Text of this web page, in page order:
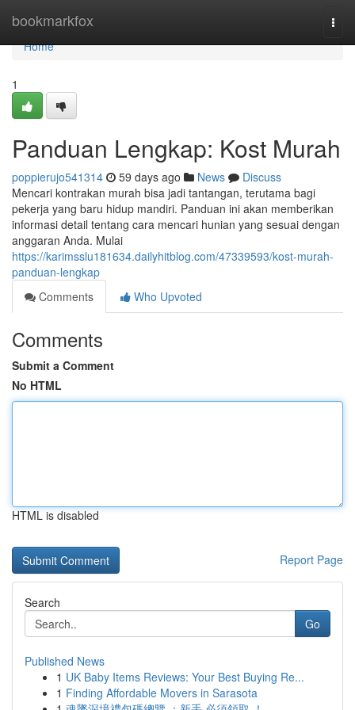
bookmarkfox
Home
Home
1
Panduan Lengkap: Kost Murah
poppierujo541314 59 days ago News
Discuss
Mencari kontrakan murah bisa jadi tantangan, terutama bagi
pekerja yang baru hidup mandiri. Panduan ini akan memberikan
informasi detail tentang cara mencari hunian yang sesuai dengan
anggaran Anda. Mulai
https://karimsslu181634.dailyhitblog.com/47339593/kost-murah-
panduan-lengkap
Comments
Who Upvoted
Comments
Submit a Comment
No HTML
HTML is disabled
Report Page
Search
Go
Published News
1 UK Baby Items Reviews: Your Best Buying Re...
1 Finding Affordable Movers in Sarasota